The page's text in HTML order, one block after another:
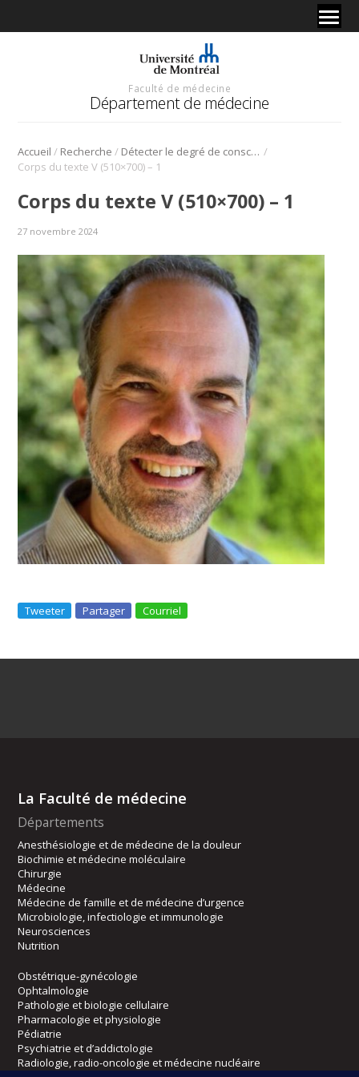
Faculté de médecine
Département de médecine
Accueil / Recherche / Détecter le degré de conscience avec des machines, ses sons et … des clowns /
Corps du texte V (510×700) – 1
Corps du texte V (510×700) – 1
27 novembre 2024
Tweeter Partager Courriel
La Faculté de médecine
Départements
Anesthésiologie et de médecine de la douleur
Biochimie et médecine moléculaire
Chirurgie
Médecine
Médecine de famille et de médecine d’urgence
Microbiologie, infectiologie et immunologie
Neurosciences
Nutrition
Obstétrique-gynécologie
Ophtalmologie
Pathologie et biologie cellulaire
Pharmacologie et physiologie
Pédiatrie
Psychiatrie et d’addictologie
Radiologie, radio-oncologie et médecine nucléaire